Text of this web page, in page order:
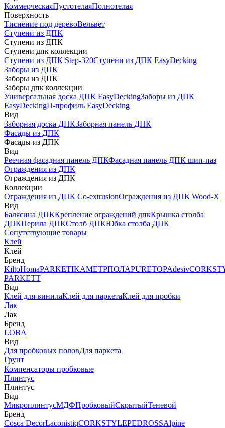
КоммерческаяПустотелаяПолнотелая
Поверхность
Тиснение под деревоВельвет
Ступени из ДПК
Ступени из ДПК
Ступени дпк коллекции
Ступени из ДПК Step-320Ступени из ДПК EasyDecking
Заборы из ДПК
Заборы из ДПК
Заборы дпк коллекции
Универсальная доска ДПК EasyDeckingЗаборы из ДПК
EasyDeckingП-профиль EasyDecking
Вид
Заборная доска ДПКЗаборная панель ДПК
Фасады из ДПК
Фасады из ДПК
Вид
Реечная фасадная панель ДПКФасадная панель ДПК шип-паз
Ограждения из ДПК
Ограждения из ДПК
Коллекции
Ограждения из ДПК Co-extrusionОграждения из ДПК Wood-X
Вид
Балясина ДПККрепление ограждений дпкКрышка столба
ДПКПерила ДПКСтолб ДПКЮбка столба ДПК
Сопутствующие товары
Клей
Клей
Бренд
KiltoHomaPARKETIKAМЕТРПОЛАPURETOPAdesiv
PARKETT
Вид
Клей для винилаКлей для паркетаКлей для пробки
Лак
Лак
Бренд
LOBA
Вид
Для пробковых половДля паркета
Грунт
Компенсаторы пробковые
Плинтус
Плинтус
Вид
МикроплинтусМДФПробковыйСкрытыйТеневой
Бренд
Cosca DecorLaconistiqCORKSTYLEPEDROSSAlpine